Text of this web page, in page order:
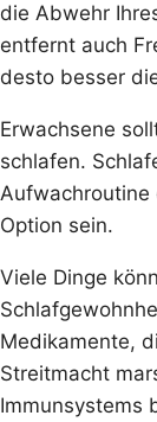
die Abwehr
entfernt auch
desto besser
Erwachsene
schlafen.
Aufwachroutine
Option sein.
Viele Dinge
Medikamente,
Streitmacht
Immunsystems